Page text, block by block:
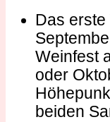
Das
Weinfest
oder
beiden